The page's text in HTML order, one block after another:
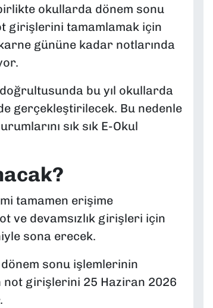
okullarda dönem sonu
girişlerini tamamlamak için
gününe kadar notlarında
bu yıl okullarda
gerçekleştirilecek. Bu nedenle
sık sık E-Okul
tamamen erişime
ve devamsızlık girişleri için
sona erecek.
sonu işlemlerinin
not girişlerini 25 Haziran 2026